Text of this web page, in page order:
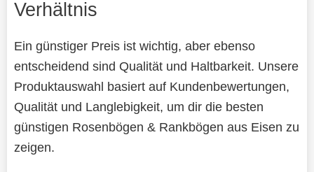
Verhältnis
Ein günstiger Preis ist wichtig, aber ebenso
entscheidend sind Qualität und Haltbarkeit. Unsere
Produktauswahl basiert auf Kundenbewertungen,
Qualität und Langlebigkeit, um dir die besten
günstigen Rosenbögen & Rankbögen aus Eisen zu
zeigen.